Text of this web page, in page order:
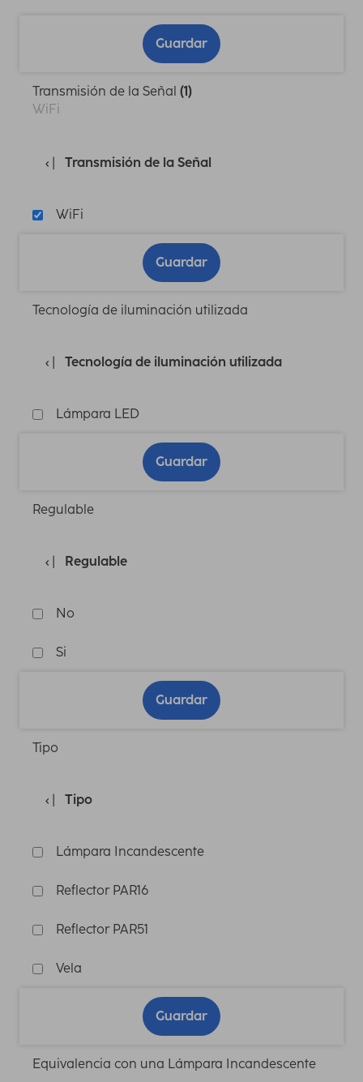
Guardar
Transmisión de la Señal (1)
WiFi
Transmisión de la Señal
WiFi
Guardar
Tecnología de iluminación utilizada
Tecnología de iluminación utilizada
Lámpara LED
Guardar
Regulable
Regulable
No
Si
Guardar
Tipo
Tipo
Lámpara Incandescente
Reflector PAR16
Reflector PAR51
Vela
Guardar
Equivalencia con una Lámpara Incandescente